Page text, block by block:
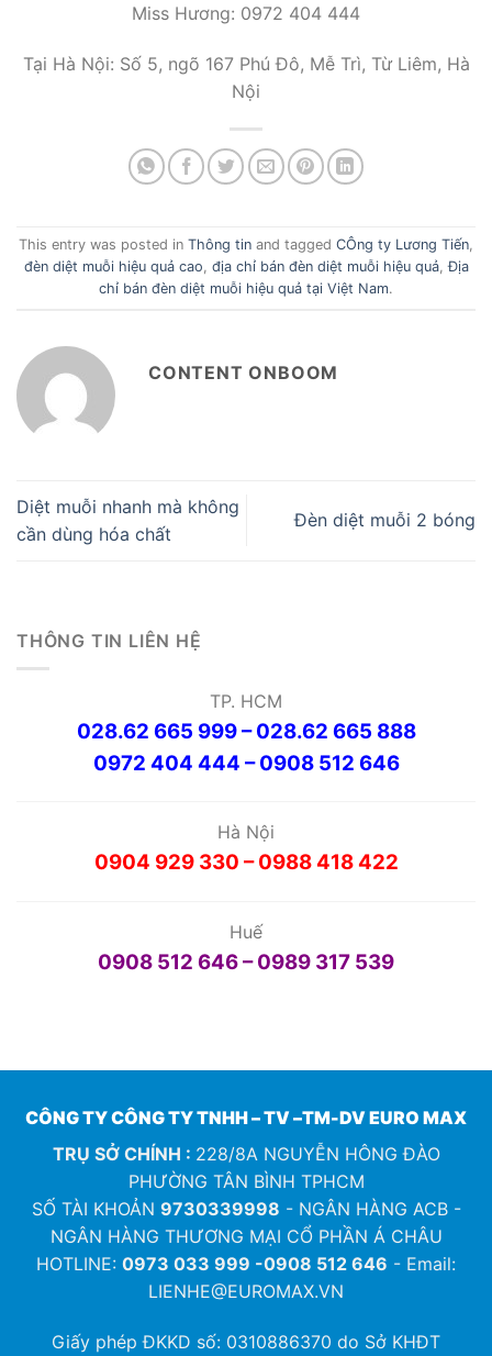
Miss Hương: 0972 404 444
Tại Hà Nội: Số 5, ngõ 167 Phú Đô, Mễ Trì, Từ Liêm, Hà
Nội
This entry was posted in Thông tin and tagged CÔng ty Lương Tiến
đèn diệt muỗi hiệu quả cao địa chỉ bán đèn diệt muỗi hiệu quả,Địa
chỉ bán đèn diệt muỗi hiệu quả tại Việt Nam.
CONTENT ONBOOM
Diệt muỗi nhanh mà không
cần dùng hóa chất
Đèn diệt muỗi 2 bóng
THÔNG TIN LIÊN HỆ
TP. HCM
028.62 665 999 – 028.62 665 888
0972 404 444 – 0908 512 646
Hà Nội
0904 929 330 – 0988 418 422
Huế
0908 512 646 – 0989 317 539
CÔNG TY CÔNG TY TNHH – TV –TM-DV EURO MAX
TRỤ SỞ CHÍNH : 228/8A NGUYỄN HÔNG ĐÀO
PHƯỜNG TÂN BÌNH TPHCM
SỐ TÀI KHOẢN 9730339998 - NGÂN HÀNG ACB -
NGÂN HÀNG THƯƠNG MẠI CỔ PHẦN Á CHÂU
HOTLINE: 0973 033 999 -0908 512 646 - Email:
LIENHE@EUROMAX.VN
Giấy phép ĐKKD số: 0310886370 do Sở KHĐT